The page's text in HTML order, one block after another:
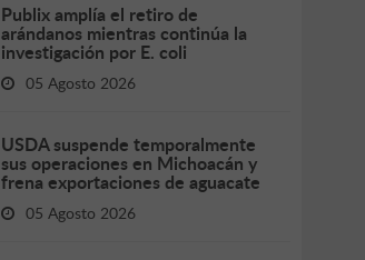
Publix amplía el retiro de
arándanos mientras continúa la
investigación por E. coli
05 Agosto 2026
USDA suspende temporalmente
sus operaciones en Michoacán y
frena exportaciones de aguacate
05 Agosto 2026